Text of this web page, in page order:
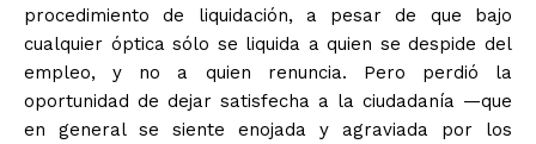
procedimiento de liquidación, a pesar de que bajo
cualquier óptica sólo se liquida a quien se despide del
empleo, y no a quien renuncia. Pero perdió la
oportunidad de dejar satisfecha a la ciudadanía —que
en general se siente enojada y agraviada por los